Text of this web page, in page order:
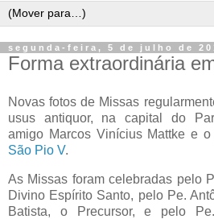
segunda-feira, 5 de julho de
Forma extraordinária
Novas fotos de Missas
usus antiquor, na capital do
amigo Marcos Vinícius Mattke e
São Pio V.
As Missas foram celebradas pelo
Divino Espírito Santo, pelo Pe.
Batista, o Precursor, e pelo